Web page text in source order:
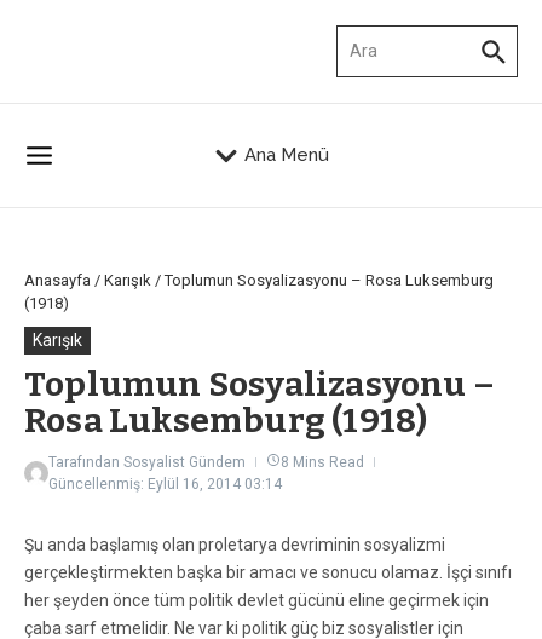
Ana Menü
Anasayfa / Karışık /Toplumun Sosyalizasyonu – Rosa Luksemburg
(1918)
Karışık
Toplumun Sosyalizasyonu –
Rosa Luksemburg (1918)
Tarafından Sosyalist Gündem
8 Mins Read
Güncellenmiş: Eylül 16, 2014 03:14
Şu anda başlamış olan proletarya devriminin sosyalizmi
gerçekleştirmekten başka bir amacı ve sonucu olamaz. İşçi sınıfı
her şeyden önce tüm politik devlet gücünü eline geçirmek için
çaba sarf etmelidir. Ne var ki politik güç biz sosyalistler için